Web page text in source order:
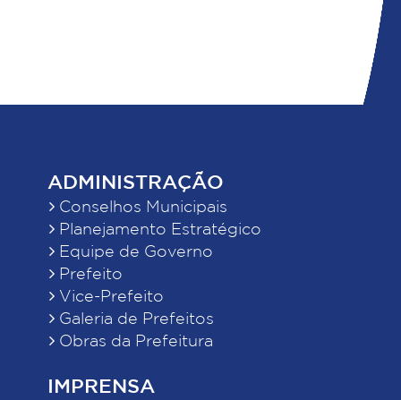
ADMINISTRAÇÃO
Conselhos Municipais
Planejamento Estratégico
Equipe de Governo
Prefeito
Vice-Prefeito
Galeria de Prefeitos
Obras da Prefeitura
IMPRENSA